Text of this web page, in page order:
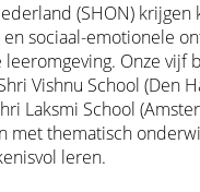
(SHON) krijgen
sociaal-emotionele
Onze vijf
Vishnu School (Den
Laksmi School
met thematisch
leren.